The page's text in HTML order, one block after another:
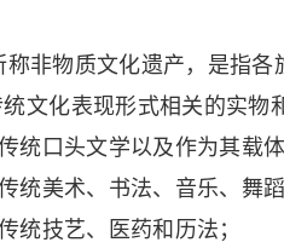
非物质文化遗产，是指各
文化表现形式相关的实物
口头文学以及作为其载体
美术、书法、音乐、舞蹈
技艺、医药和历法；